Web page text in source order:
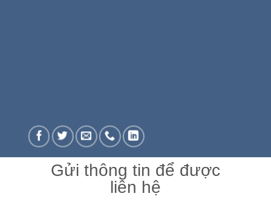
Gửi thông tin để được
liên hệ